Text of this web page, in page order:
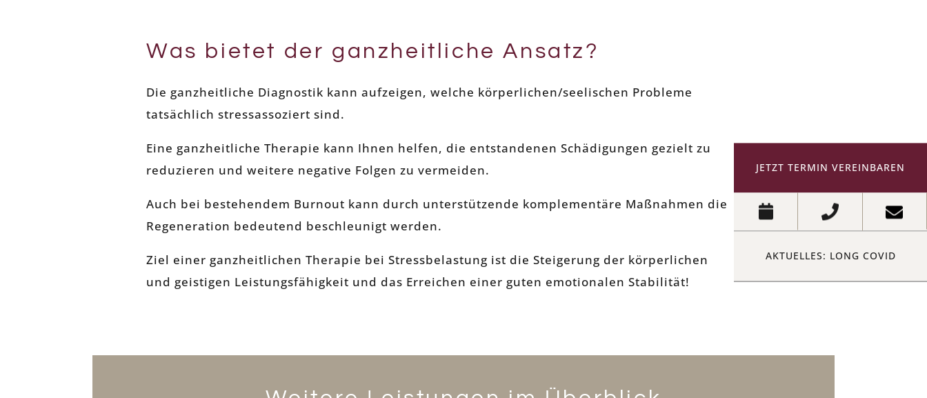
JETZT TERMIN VEREINBAREN
AKTUELLES: LONG COVID
Was bietet der ganzheitliche Ansatz?
Die ganzheitliche Diagnostik kann aufzeigen, welche körperlichen/seelischen Probleme
tatsächlich stressassoziert sind.
Eine ganzheitliche Therapie kann Ihnen helfen, die entstandenen Schädigungen gezielt zu
reduzieren und weitere negative Folgen zu vermeiden.
Auch bei bestehendem Burnout kann durch unterstützende komplementäre Maßnahmen die
Regeneration bedeutend beschleunigt werden.
Ziel einer ganzheitlichen Therapie bei Stressbelastung ist die Steigerung der körperlichen
und geistigen Leistungsfähigkeit und das Erreichen einer guten emotionalen Stabilität!